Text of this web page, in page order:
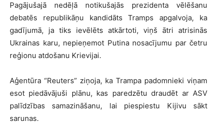
Pagājušajā nedēļā notikušajās prezidenta vēlēšanu
debatēs republikāņu kandidāts Tramps apgalvoja, ka
gadījumā, ja tiks ievēlēts atkārtoti, viņš ātri atrisinās
Ukrainas karu, nepieņemot Putina nosacījumu par četru
reģionu atdošanu Krievijai.
Aģentūra “Reuters” ziņoja, ka Trampa padomnieki viņam
esot piedāvājuši plānu, kas paredzētu draudēt ar ASV
palīdzības samazināšanu, lai piespiestu Kijivu sākt
sarunas.